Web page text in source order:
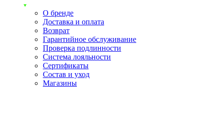
О бренде
Доставка и оплата
Возврат
Гарантийное обслуживание
Проверка подлинности
Система лояльности
Сертификаты
Состав и уход
Магазины